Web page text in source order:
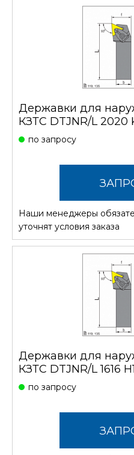
Державки для
КЗТС DTJNR/L 2020
по запросу
Наши менеджеры
уточнят условия заказа
Державки для
КЗТС DTJNR/L 1616
по запросу